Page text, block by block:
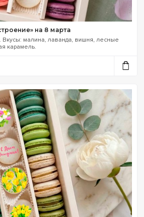
на 8 марта
Вкусы: малина, лаванда, вишня, лесные
карамель.